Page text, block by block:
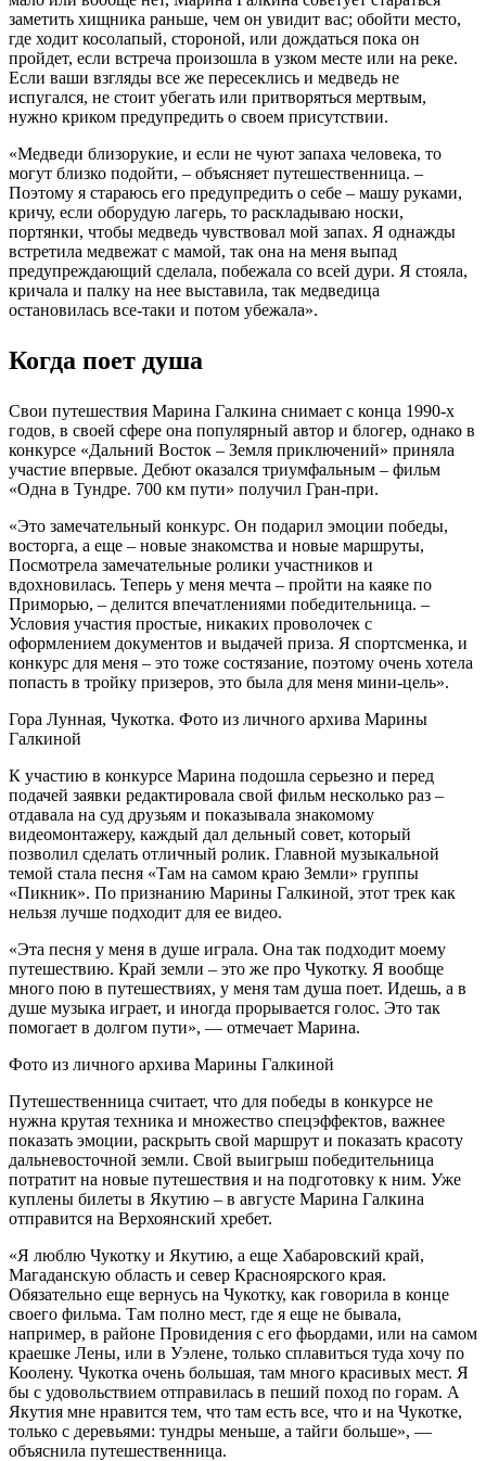
заметить хищника раньше, чем он увидит вас; обойти место,
где ходит косолапый, стороной, или дождаться пока он
пройдет, если встреча произошла в узком месте или на реке.
Если ваши взгляды все же пересеклись и медведь не
испугался, не стоит убегать или притворяться мертвым,
нужно криком предупредить о своем присутствии.
«Медведи близорукие, и если не чуют запаха человека, то
могут близко подойти, – объясняет путешественница. –
Поэтому я стараюсь его предупредить о себе – машу руками,
кричу, если оборудую лагерь, то раскладываю носки,
портянки, чтобы медведь чувствовал мой запах. Я однажды
встретила медвежат с мамой, так она на меня выпад
предупреждающий сделала, побежала со всей дури. Я стояла,
кричала и палку на нее выставила, так медведица
остановилась все-таки и потом убежала».
Когда поет душа
Свои путешествия Марина Галкина снимает с конца 1990-х
годов, в своей сфере она популярный автор и блогер, однако в
конкурсе «Дальний Восток – Земля приключений» приняла
участие впервые. Дебют оказался триумфальным – фильм
«Одна в Тундре. 700 км пути» получил Гран-при.
«Это замечательный конкурс. Он подарил эмоции победы,
восторга, а еще – новые знакомства и новые маршруты,
Посмотрела замечательные ролики участников и
вдохновилась. Теперь у меня мечта – пройти на каяке по
Приморью, – делится впечатлениями победительница. –
Условия участия простые, никаких проволочек с
оформлением документов и выдачей приза. Я спортсменка, и
конкурс для меня – это тоже состязание, поэтому очень хотела
попасть в тройку призеров, это была для меня мини-цель».
Гора Лунная, Чукотка. Фото из личного архива Марины
Галкиной
К участию в конкурсе Марина подошла серьезно и перед
подачей заявки редактировала свой фильм несколько раз –
отдавала на суд друзьям и показывала знакомому
видеомонтажеру, каждый дал дельный совет, который
позволил сделать отличный ролик. Главной музыкальной
темой стала песня «Там на самом краю Земли» группы
«Пикник». По признанию Марины Галкиной, этот трек как
нельзя лучше подходит для ее видео.
«Эта песня у меня в душе играла. Она так подходит моему
путешествию. Край земли – это же про Чукотку. Я вообще
много пою в путешествиях, у меня там душа поет. Идешь, а в
душе музыка играет, и иногда прорывается голос. Это так
помогает в долгом пути», — отмечает Марина.
Фото из личного архива Марины Галкиной
Путешественница считает, что для победы в конкурсе не
нужна крутая техника и множество спецэффектов, важнее
показать эмоции, раскрыть свой маршрут и показать красоту
дальневосточной земли. Свой выигрыш победительница
потратит на новые путешествия и на подготовку к ним. Уже
куплены билеты в Якутию – в августе Марина Галкина
отправится на Верхоянский хребет.
«Я люблю Чукотку и Якутию, а еще Хабаровский край,
Магаданскую область и север Красноярского края.
Обязательно еще вернусь на Чукотку, как говорила в конце
своего фильма. Там полно мест, где я еще не бывала,
например, в районе Провидения с его фьордами, или на самом
краешке Лены, или в Уэлене, только сплавиться туда хочу по
Коолену. Чукотка очень большая, там много красивых мест. Я
бы с удовольствием отправилась в пеший поход по горам. А
Якутия мне нравится тем, что там есть все, что и на Чукотке,
только с деревьями: тундры меньше, а тайги больше», —
объяснила путешественница.